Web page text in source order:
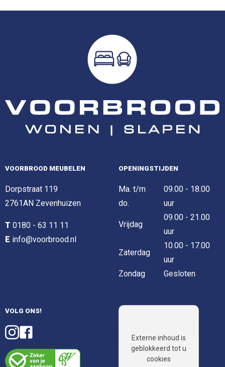
VOORBROOD MEUBELEN
Dorpstraat 119
2761AN Zevenhuizen
T 0180 - 63 11 11
E info@voorbrood.nl
OPENINGSTIJDEN
Ma. t/m
do.
09.00 - 18.00
uur
Vrijdag
09.00 - 21.00
uur
Zaterdag
10.00 - 17.00
uur
Zondag
Gesloten
VOLG ONS!
Externe inhoud is
geblokkeerd tot u
cookies